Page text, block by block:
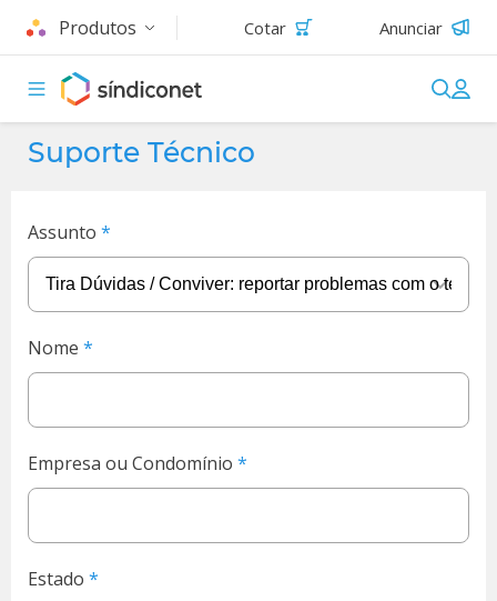
Produtos Cotar Anunciar
Suporte Técnico
Assunto
Nome
Empresa ou Condomínio
Estado